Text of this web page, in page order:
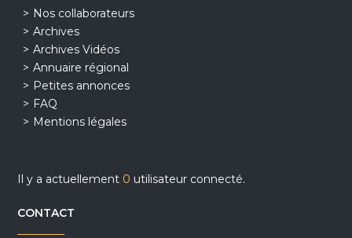
Nos collaborateurs
Archives
Archives Vidéos
Annuaire régional
Petites annonces
FAQ
Mentions légales
Il y a actuellement 0 utilisateur connecté.
CONTACT